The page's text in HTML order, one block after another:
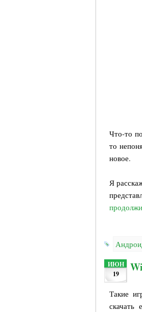
Что-то
то
новое.
Я
ИЮН
19
Такие